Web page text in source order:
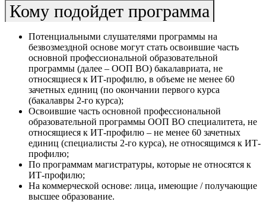
Кому подойдет программа
Потенциальными слушателями программы на
безвозмездной основе могут стать освоившие часть
основной профессиональной образовательной
программы (далее – ООП ВО) бакалавриата, не
относящиеся к ИТ-профилю, в объеме не менее 60
зачетных единиц (по окончании первого курса
(бакалавры 2-го курса);
Освоившие часть основной профессиональной
образовательной программы ООП ВО специалитета, не
относящиеся к ИТ-профилю – не менее 60 зачетных
единиц (специалисты 2-го курса), не относящимся к ИТ-
профилю;
По программам магистратуры, которые не относятся к
ИТ-профилю;
На коммерческой основе: лица, имеющие / получающие
высшее образование.